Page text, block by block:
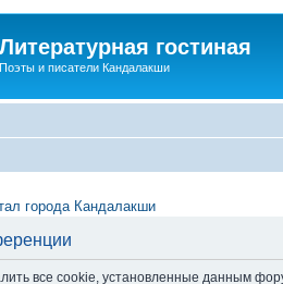
Литературная гостиная
Поэты и писатели Кандалакши
города Кандалакши
все cookie, установленные данным